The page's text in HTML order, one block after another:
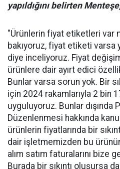
yapıldığını belirten
"Ürünlerin fiyat etiketleri var
bakıyoruz, fiyat etiketi
diye inceliyoruz. Fiyat
ürünlere dair ayırt edici
Bunlar varsa sorun yok. Bir
için 2024 rakamlarıyla 2 bin
uyguluyoruz. Bunlar dışında
Düzenlenmesi hakkında
ürünlerin fiyatlarında bir
dair işletmemizden bu
alım satım faturalarını bize
Burada bir sıkıntı oluşursa da